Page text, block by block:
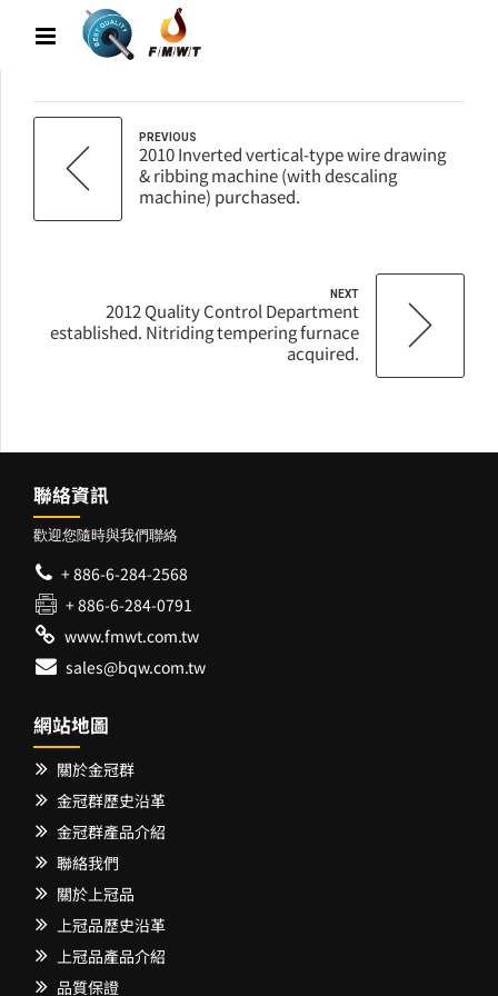
PREVIOUS
2010 Inverted vertical-type wire drawing
& ribbing machine (with descaling
machine) purchased.
NEXT
2012 Quality Control Department
established. Nitriding tempering furnace
acquired.
聯絡資訊
歡迎您隨時與我們聯絡
+ 886-6-284-2568
+ 886-6-284-0791
www.fmwt.com.tw
sales@bqw.com.tw
網站地圖
關於金冠群
金冠群歷史沿革
金冠群產品介紹
聯絡我們
關於上冠品
上冠品歷史沿革
上冠品產品介紹
品質保證